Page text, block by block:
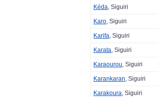
Kéda, Siguiri
Karo, Siguiri
Karifa, Siguiri
Karata, Siguiri
Karaourou, Siguiri
Karankaran, Siguiri
Karakoura, Siguiri